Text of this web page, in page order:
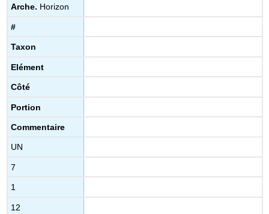
Arche. Horizon
#
Taxon
Elément
Côté
Portion
Commentaire
UN
7
1
12